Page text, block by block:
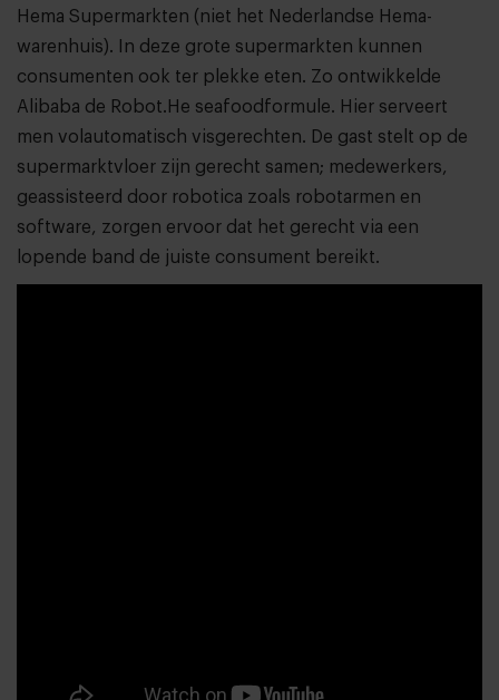
Hema Supermarkten (niet het Nederlandse Hema-
warenhuis). In deze grote supermarkten kunnen
consumenten ook ter plekke eten. Zo ontwikkelde
Alibaba de Robot.He seafoodformule. Hier serveert
men volautomatisch visgerechten. De gast stelt op de
supermarktvloer zijn gerecht samen; medewerkers,
geassisteerd door robotica zoals robotarmen en
software, zorgen ervoor dat het gerecht via een
lopende band de juiste consument bereikt.